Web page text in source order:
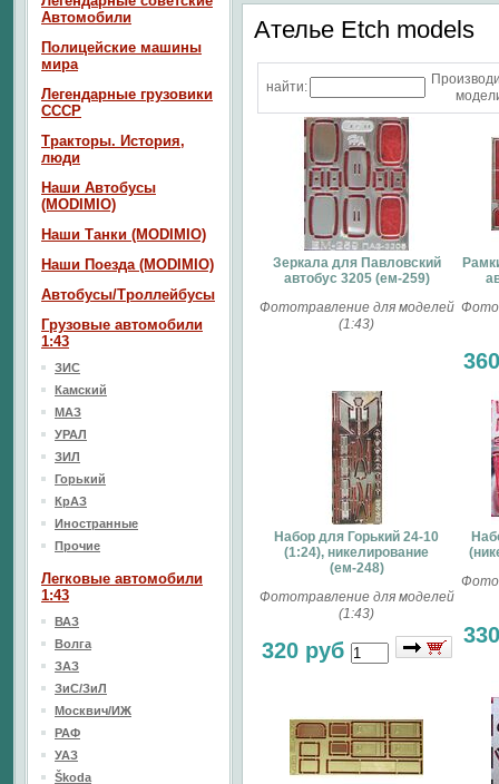
Ателье Etch models
найти:
Зеркала для Павловский
автобус 3205 (ем-259)
Фототравление для моделей
(1:43)
Набор для Горький 24-10
(1:24), никелирование
(ем-248)
Фототравление для моделей
(1:43)
320 руб
Автомобили
Полицейские машины
мира
Легендарные грузовики
СССР
Тракторы. История,
люди
Наши Автобусы
(MODIMIO)
Наши Танки (MODIMIO)
Наши Поезда (MODIMIO)
Автобусы/Троллейбусы
Грузовые автомобили
1:43
ЗИС
Камский
МАЗ
УРАЛ
ЗИЛ
Горький
КрАЗ
Иностранные
Прочие
Легковые автомобили
1:43
ВАЗ
Волга
ЗАЗ
ЗиС/ЗиЛ
Москвич/ИЖ
РАФ
УАЗ
Škoda